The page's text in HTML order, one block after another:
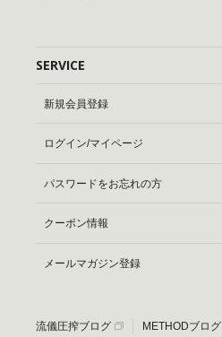
SERVICE
新規会員登録
ログイン/マイページ
パスワードをお忘れの方
クーポン情報
メールマガジン登録
流儀圧搾ブログ METHODブログ